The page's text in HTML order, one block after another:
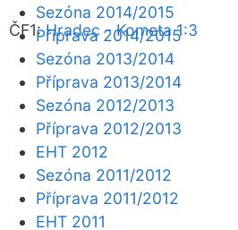
ČF1:Hradec - Kometa 1:3
Sezóna 2014/2015
Příprava 2014/2015
Sezóna 2013/2014
Příprava 2013/2014
Sezóna 2012/2013
Příprava 2012/2013
EHT 2012
Sezóna 2011/2012
Příprava 2011/2012
EHT 2011